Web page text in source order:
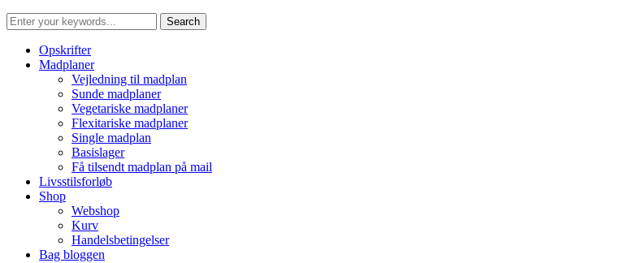
Opskrifter
Madplaner
Vejledning til madplan
Sunde madplaner
Vegetariske madplaner
Flexitariske madplaner
Single madplan
Basislager
Få tilsendt madplan på mail
Livsstilsforløb
Shop
Webshop
Kurv
Handelsbetingelser
Bag bloggen